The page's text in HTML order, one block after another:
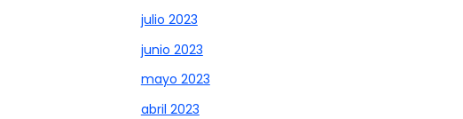
julio 2023
junio 2023
mayo 2023
abril 2023